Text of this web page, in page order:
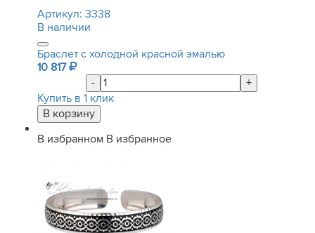
Артикул: 3338
В наличии
Браслет с холодной красной эмалью
10 817
-
+
Купить в 1 клик
В избранном В избранное